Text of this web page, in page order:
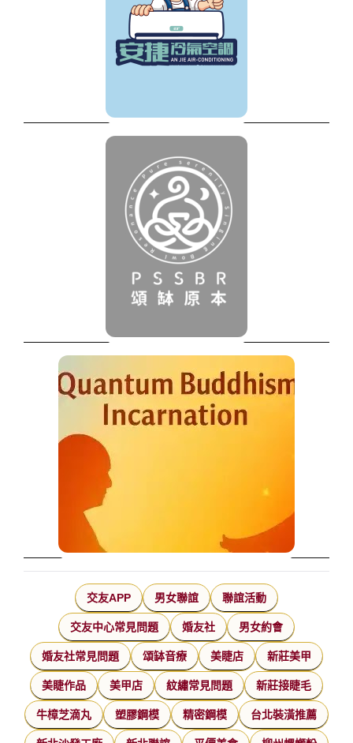
交友APP 男女聯誼 聯誼活動
交友中心常見問題 婚友社 男女約會
婚友社常見問題 頌缽音療 美睫店 新莊美甲
美睫作品 美甲店 紋繡常見問題 新莊接睫毛
牛樟芝滴丸 塑膠鋼模 精密鋼模 台北裝潢推薦